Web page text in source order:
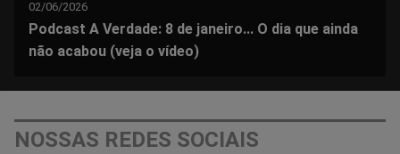
02/06/2026
Podcast A Verdade: 8 de janeiro... O dia que ainda
não acabou (veja o vídeo)
NOSSAS REDES SOCIAIS